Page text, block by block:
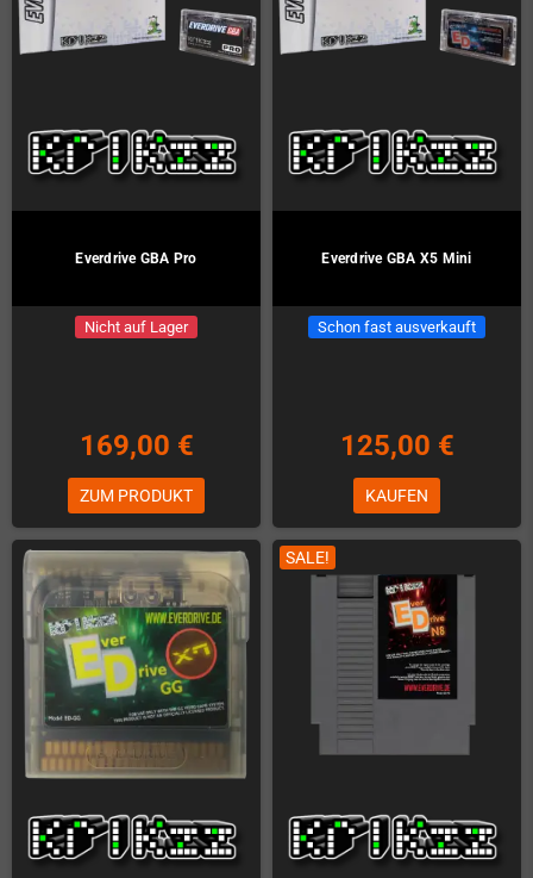
Everdrive GBA Pro
Nicht auf Lager
169,00 €
ZUM PRODUKT
Everdrive GBA X5 Mini
Schon fast ausverkauft
125,00 €
KAUFEN
SALE!